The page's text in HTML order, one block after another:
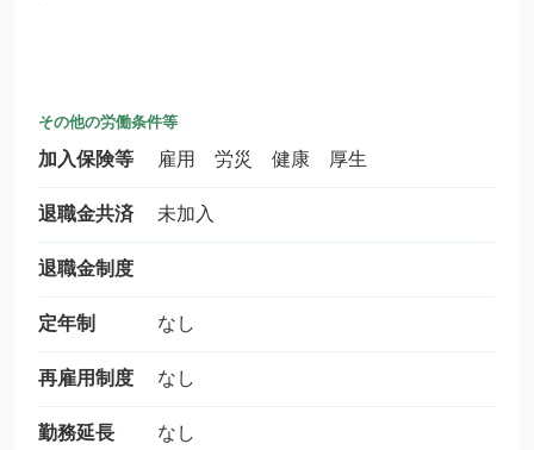
その他の労働条件等
加入保険等 雇用 労災 健康 厚生
退職金共済 未加入
退職金制度
定年制 なし
再雇用制度 なし
勤務延長 なし